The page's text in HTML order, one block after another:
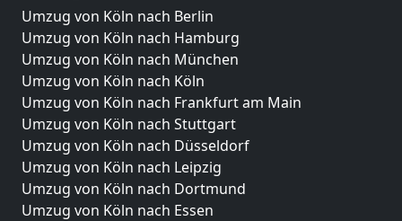
Umzug von Köln nach Berlin
Umzug von Köln nach Hamburg
Umzug von Köln nach München
Umzug von Köln nach Köln
Umzug von Köln nach Frankfurt am Main
Umzug von Köln nach Stuttgart
Umzug von Köln nach Düsseldorf
Umzug von Köln nach Leipzig
Umzug von Köln nach Dortmund
Umzug von Köln nach Essen